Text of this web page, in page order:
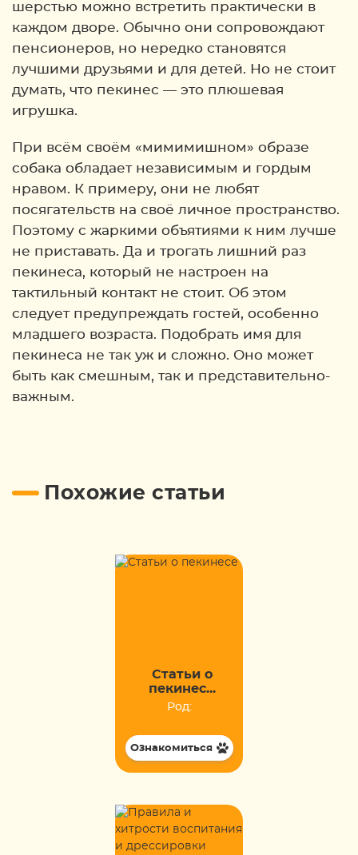
шерстью можно встретить практически в
каждом дворе. Обычно они сопровождают
пенсионеров, но нередко становятся
лучшими друзьями и для детей. Но не стоит
думать, что пекинес — это плюшевая
игрушка.
При всём своём «мимимишном» образе
собака обладает независимым и гордым
нравом. К примеру, они не любят
посягательств на своё личное пространство.
Поэтому с жаркими объятиями к ним лучше
не приставать. Да и трогать лишний раз
пекинеса, который не настроен на
тактильный контакт не стоит. Об этом
следует предупреждать гостей, особенно
младшего возраста. Подобрать имя для
пекинеса не так уж и сложно. Оно может
быть как смешным, так и представительно-
важным.
Похожие статьи
Статьи о
пекинес...
Род:
Ознакомиться